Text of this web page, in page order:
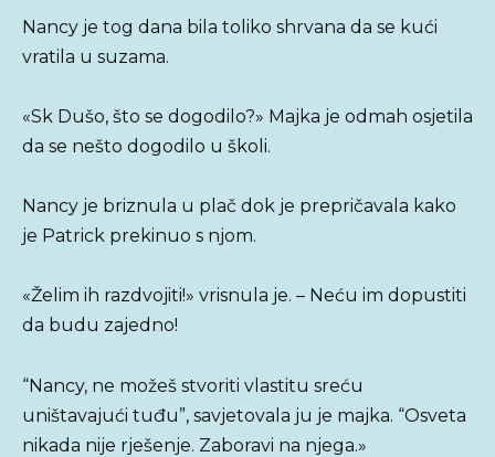
Nancy je tog dana bila toliko shrvana da se kući
vratila u suzama.
«Sk Dušo, što se dogodilo?» Majka je odmah osjetila
da se nešto dogodilo u školi.
Nancy je briznula u plač dok je prepričavala kako
je Patrick prekinuo s njom.
«Želim ih razdvojiti!» vrisnula je. – Neću im dopustiti
da budu zajedno!
“Nancy, ne možeš stvoriti vlastitu sreću
uništavajući tuđu”, savjetovala ju je majka. “Osveta
nikada nije rješenje. Zaboravi na njega.»